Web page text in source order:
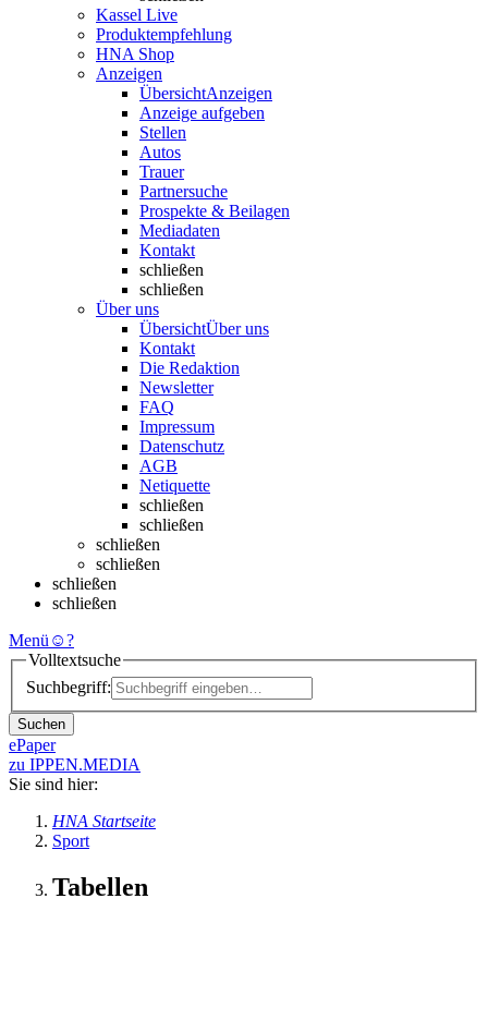
Kassel Live
Produktempfehlung
HNA Shop
Anzeigen
ÜbersichtAnzeigen
Anzeige aufgeben
Stellen
Autos
Trauer
Partnersuche
Prospekte & Beilagen
Mediadaten
Kontakt
schließen
schließen
Über uns
ÜbersichtÜber uns
Kontakt
Die Redaktion
Newsletter
FAQ
Impressum
Datenschutz
AGB
Netiquette
schließen
schließen
schließen
schließen
schließen
schließen
Menü ☺?
Volltextsuche
Suchbegriff:
Suchen
ePaper
zu IPPEN.MEDIA
Sie sind hier:
HNA Startseite
Sport
Tabellen